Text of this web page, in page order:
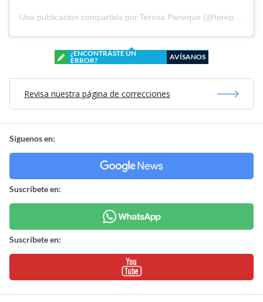
¿ENCONTRASTE UN
ERROR?
AVÍSANOS
Revisa nuestra página de correcciones
Síguenos en:
Suscríbete en:
Suscríbete en: